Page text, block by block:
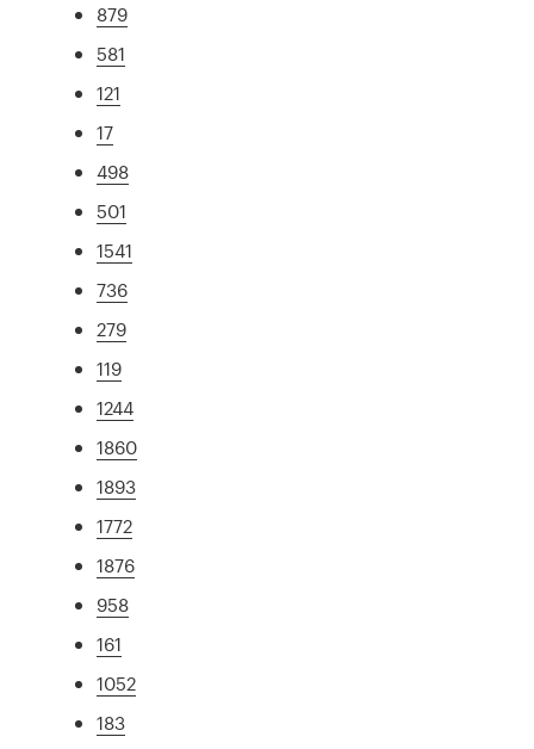
879
581
121
17
498
501
1541
736
279
119
1244
1860
1893
1772
1876
958
161
1052
183